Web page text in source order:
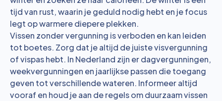
tijd van rust, waarin je geduld nodig hebt en je focus
legt op warmere diepere plekken.
Vissen zonder vergunning is verboden en kan leiden
tot boetes. Zorg dat je altijd de juiste visvergunning
of vispas hebt. In Nederland zijn er dagvergunningen,
weekvergunningen en jaarlijkse passen die toegang
geven tot verschillende wateren. Informeer altijd
vooraf en houd je aan de regels om duurzaam vissen